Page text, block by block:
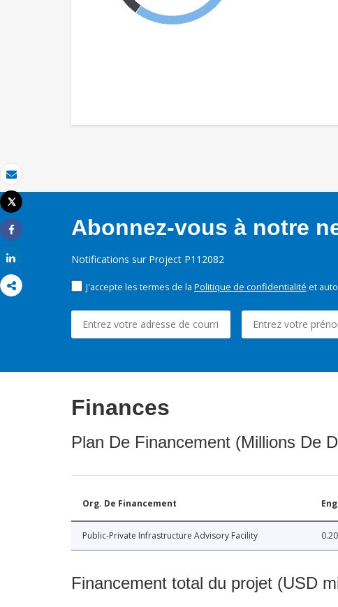
Email
Imprimer
Tweet
Share
Abonnez-vous à notre
Notifications sur Project P112082
J'accepte les termes de la Politique de confidentialité et
Finances
Plan De Financement (Millions De
Org. De Financement
Public-Private Infrastructure Advisory Facility 0.20
Financement total du projet (USD